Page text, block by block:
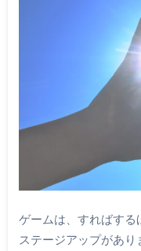
ゲームは、すればす
ステージアップがあり